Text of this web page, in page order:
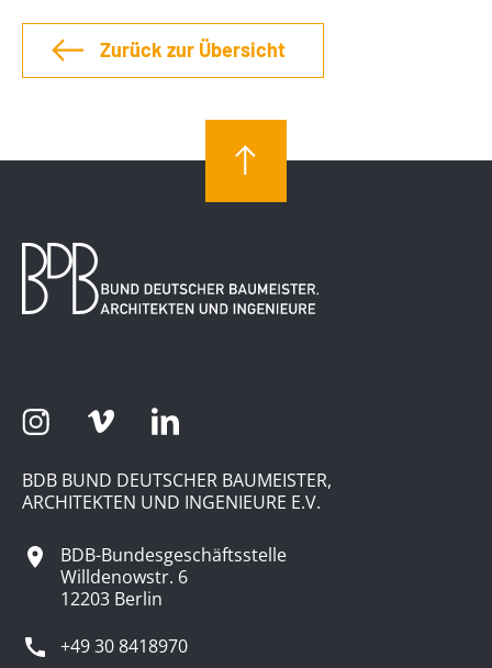
Zurück zur Übersicht
BDB BUND DEUTSCHER BAUMEISTER,
ARCHITEKTEN UND INGENIEURE E.V.
BDB-Bundesgeschäftsstelle
Willdenowstr. 6
12203 Berlin
+49 30 8418970